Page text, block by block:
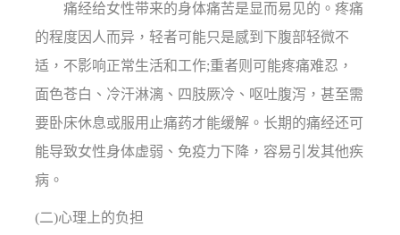
痛经给女性带来的身体痛苦是显而易见的。疼痛
的程度因人而异，轻者可能只是感到下腹部轻微不
适，不影响正常生活和工作;重者则可能疼痛难忍，
面色苍白、冷汗淋漓、四肢厥冷、呕吐腹泻，甚至需
要卧床休息或服用止痛药才能缓解。长期的痛经还可
能导致女性身体虚弱、免疫力下降，容易引发其他疾
病。
(二)心理上的负担